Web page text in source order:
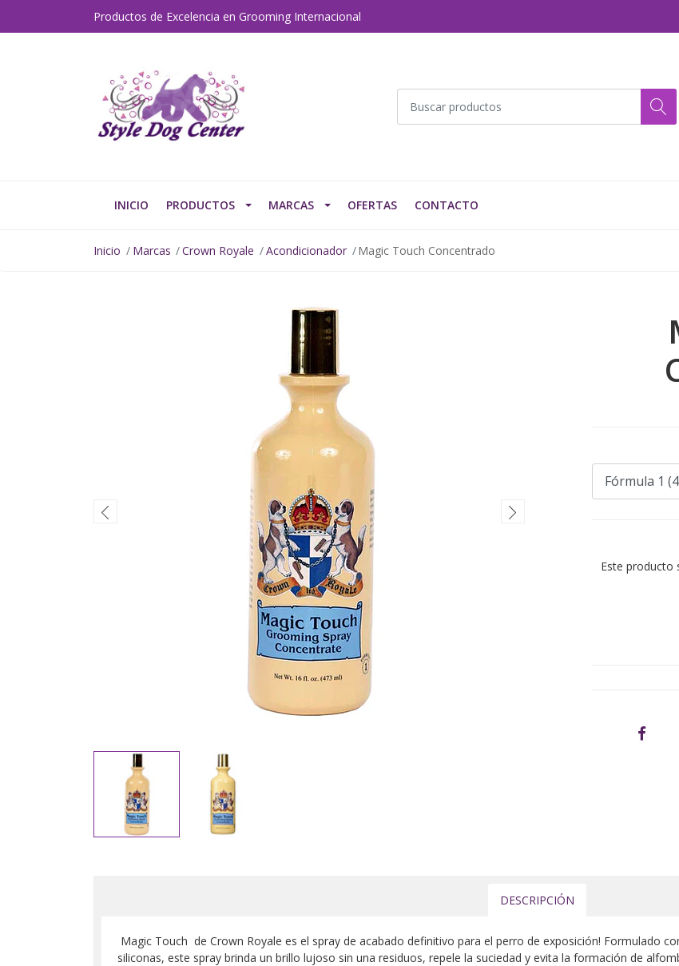
Productos de Excelencia en Grooming Internacional
INICIO PRODUCTOS MARCAS OFERTAS CONTACTO
Inicio Marcas Crown Royale Acondicionador Magic Touch Concentrado
Este producto
DESCRIPCIÓN
Magic Touch de Crown Royale es el spray de acabado definitivo para el perro de exposición! Formulado
siliconas, este spray brinda un brillo lujoso sin una residuos, repele la suciedad y evita la formación de